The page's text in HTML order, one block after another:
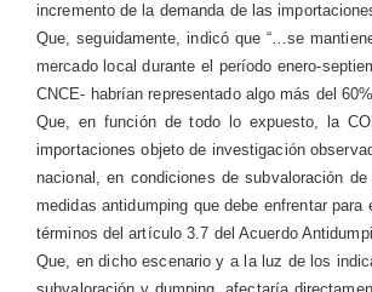
incremento de la demanda de las
Que, seguidamente, indicó que “…se
mercado local durante el período enero-
CNCE- habrían representado algo más del
Que, en función de todo lo expuesto, la
importaciones objeto de investigación
nacional, en condiciones de subvaloración
medidas antidumping que debe enfrentar
términos del artículo 3.7 del Acuerdo
Que, en dicho escenario y a la luz de los